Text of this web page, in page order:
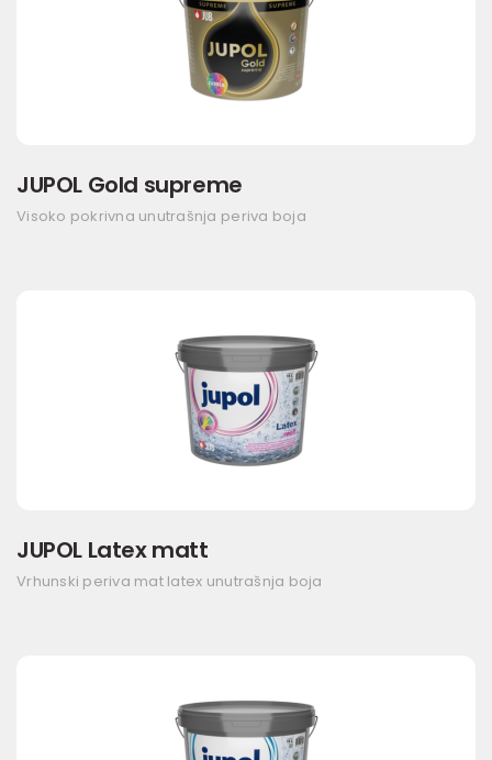
JUPOL Gold supreme
Visoko pokrivna unutrašnja periva boja
JUPOL Latex matt
Vrhunski periva mat latex unutrašnja boja